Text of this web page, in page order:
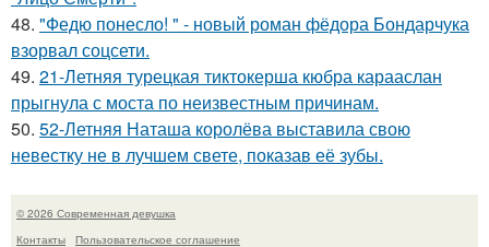
48. "Федю понесло! " - новый роман фёдора Бондарчука
взорвал соцсети.
49. 21-Летняя турецкая тиктокерша кюбра карааслан
прыгнула с моста по неизвестным причинам.
50. 52-Летняя Наташа королёва выставила свою
невестку не в лучшем свете, показав её зубы.
© 2026 Современная девушка
Контакты
Пользовательское соглашение